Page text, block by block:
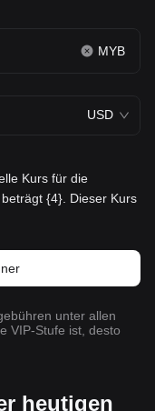
MYB
USD
Kurs für die
{4}. Dieser Kurs
unter allen
VIP-Stufe ist, desto
heutigen